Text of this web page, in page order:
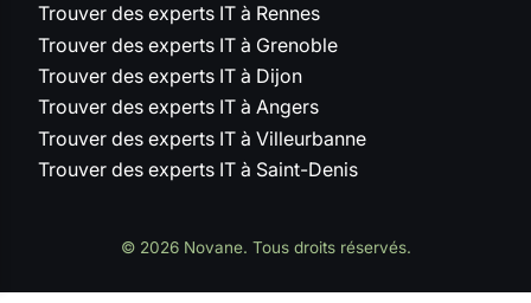
Trouver des experts IT à Rennes
Trouver des experts IT à Grenoble
Trouver des experts IT à Dijon
Trouver des experts IT à Angers
Trouver des experts IT à Villeurbanne
Trouver des experts IT à Saint-Denis
© 2026 Novane. Tous droits réservés.